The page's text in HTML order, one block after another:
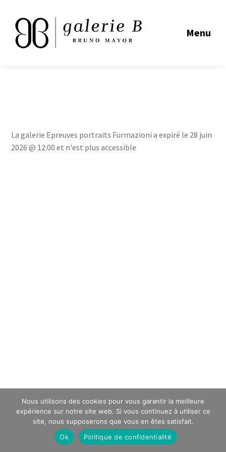
Menu
La galerie Epreuves portraits Furmazioni a expiré le 28 juin
2026 @ 12:00 et n'est plus accessible
Nous utilisons des cookies pour vous garantir la meilleure
expérience sur notre site web. Si vous continuez à utiliser ce
site, nous supposerons que vous en êtes satisfait.
Ok
Politique de confidentialité